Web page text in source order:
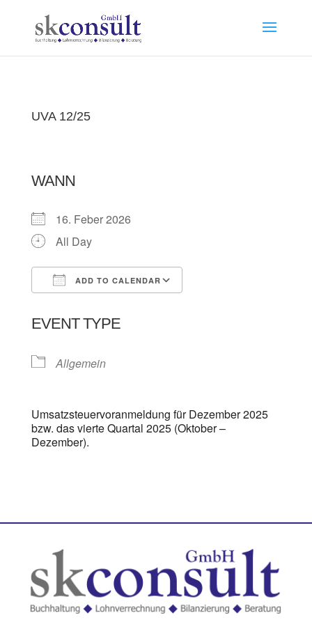
UVA 12/25
WANN
16. Feber 2026
All Day
ADD TO CALENDAR
EVENT TYPE
Allgemein
Umsatzsteuervoranmeldung für Dezember 2025
bzw. das vierte Quartal 2025 (Oktober –
Dezember).